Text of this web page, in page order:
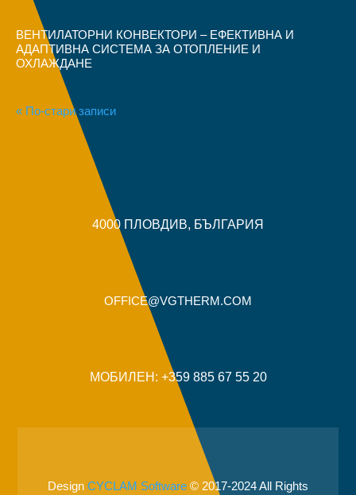
ВЕНТИЛАТОРНИ КОНВЕКТОРИ – ЕФЕКТИВНА И
АДАПТИВНА СИСТЕМА ЗА ОТОПЛЕНИЕ И
ОХЛАЖДАНЕ
« По-стари записи
4000 ПЛОВДИВ, БЪЛГАРИЯ
OFFICE@VGTHERM.COM
МОБИЛЕН: +359 885 67 55 20
Design CYCLAM Software © 2017-2024 All Rights